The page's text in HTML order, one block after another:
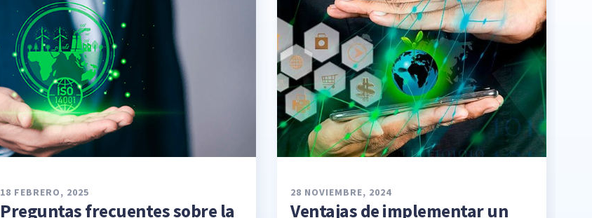
18 FEBRERO, 2025
Preguntas frecuentes sobre la
28 NOVIEMBRE, 2024
Ventajas de implementar un